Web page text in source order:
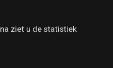
ziet u de statistiek